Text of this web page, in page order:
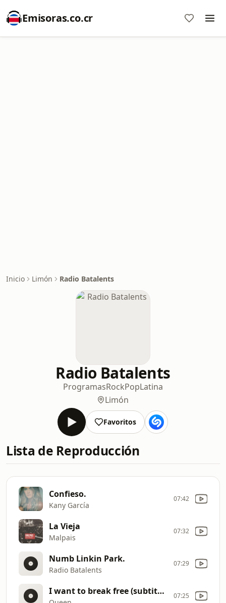
Emisoras.co.cr
Inicio Limón Radio Batalents
Radio Batalents
ProgramasRockPopLatina
Limón
Favoritos
Lista de Reproducción
Confieso.
Kany García
07:42
La Vieja
Malpais
07:32
Numb Linkin Park.
Radio Batalents
07:29
I want to break free (subtitulado al español) 07:25